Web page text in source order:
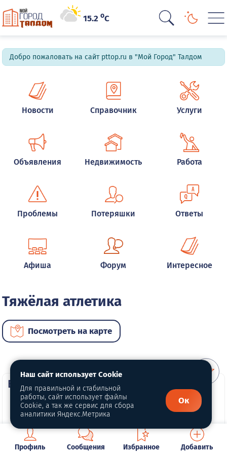
15.2oC
Добро пожаловать на сайт pttop.ru в "Мой Город" Талдом
Новости Справочник Услуги
Объявления Недвижимость Работа
Проблемы Потеряшки Ответы
Афиша Форум Интересное
Тяжёлая атлетика
Посмотреть на карте
ВИП услуги
Профиль Сообщения Избранное Добавить
Наш сайт использует Cookie
Для правильной и стабильной
работы, сайт использует файлы
Cookie, а так же сервис для сбора
аналитики Яндекс.Метрика
Ок